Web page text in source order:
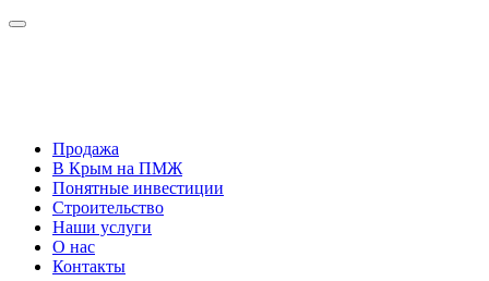
Продажа
В Крым на ПМЖ
Понятные инвестиции
Строительство
Наши услуги
О нас
Контакты